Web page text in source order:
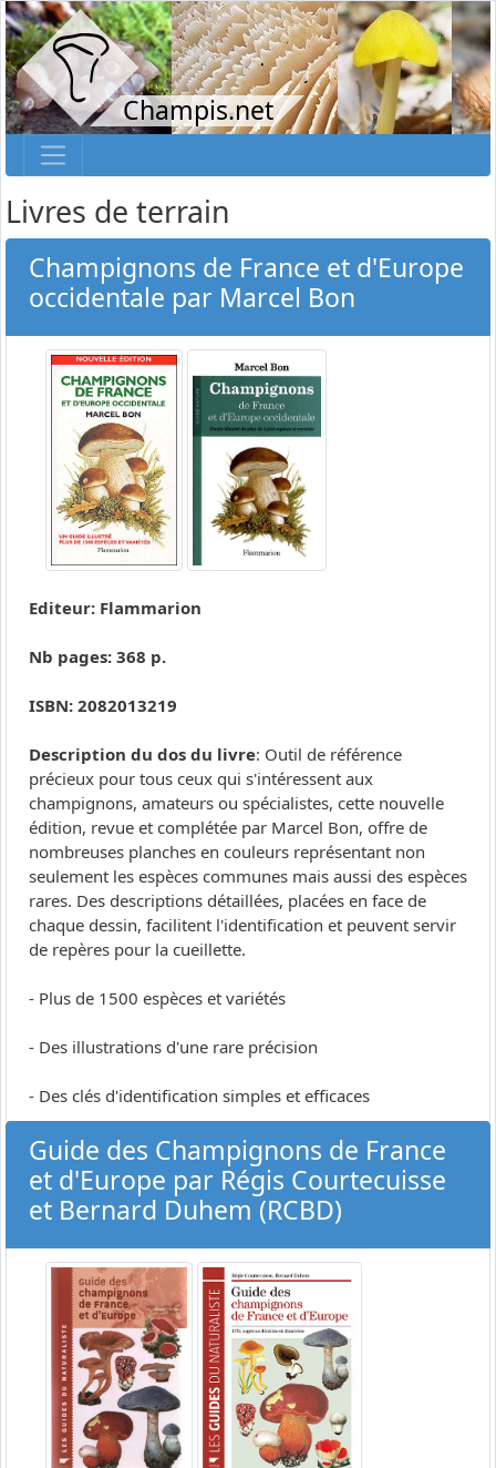
Champis.net
Livres de terrain
Champignons de France et d'Europe
occidentale par Marcel Bon
Editeur: Flammarion
Nb pages: 368 p.
ISBN: 2082013219
Description du dos du livre: Outil de référence
précieux pour tous ceux qui s'intéressent aux
champignons, amateurs ou spécialistes, cette nouvelle
édition, revue et complétée par Marcel Bon, offre de
nombreuses planches en couleurs représentant non
seulement les espèces communes mais aussi des espèces
rares. Des descriptions détaillées, placées en face de
chaque dessin, facilitent l'identification et peuvent servir
de repères pour la cueillette.
- Plus de 1500 espèces et variétés
- Des illustrations d'une rare précision
- Des clés d'identification simples et efficaces
Guide des Champignons de France
et d'Europe par Régis Courtecuisse
et Bernard Duhem (RCBD)